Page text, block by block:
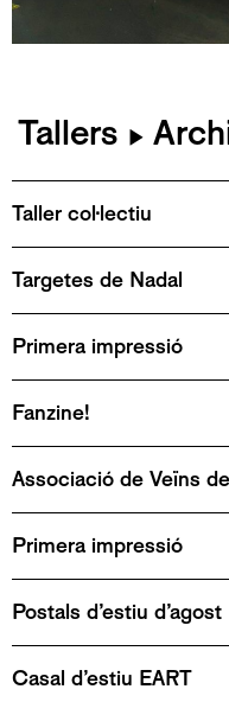
Tallers ▶
Taller col·lectiu
Targetes de Nadal
Primera impressió
Fanzine!
Associació de Veïns
Primera impressió
Postals d’estiu d’agost
Casal d’estiu EART